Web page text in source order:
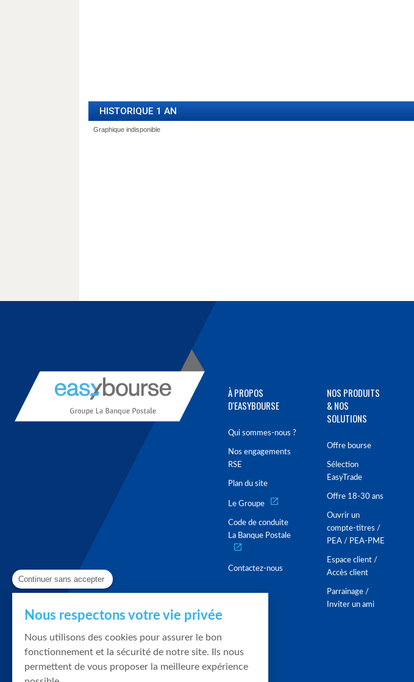
HISTORIQUE 1 AN
À PROPOS
D'EASYBOURSE
Qui sommes-nous ?
Nos engagements
RSE
Plan du site
Le Groupe
Code de conduite
La Banque Postale
Contactez-nous
NOS PRODUITS
& NOS
SOLUTIONS
Offre bourse
Sélection
EasyTrade
Offre 18-30 ans
Ouvrir un
compte-titres /
PEA / PEA-PME
Espace client /
Accès client
Parrainage /
Inviter un ami
Continuer sans accepter
Nous respectons votre vie privée
Nous utilisons des cookies pour assurer le bon
fonctionnement et la sécurité de notre site. Ils nous
permettent de vous proposer la meilleure expérience